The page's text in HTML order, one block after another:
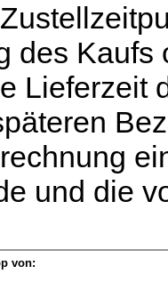
des
Lieferzeit
und die
von: